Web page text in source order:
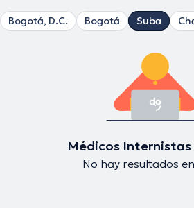
Bogotá, D.C. Bogotá Suba
Médicos Internistas
No hay resultados